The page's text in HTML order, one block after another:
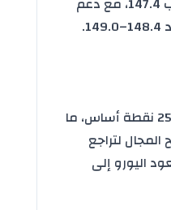
السيناريو المرجح: خفض 25 نقطة أساس، ما
لتراجع
95–97 وصعود اليورو إلى